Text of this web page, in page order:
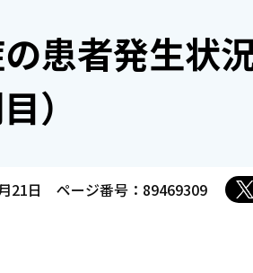
患者発生状
）
21日 ページ番号：89469309